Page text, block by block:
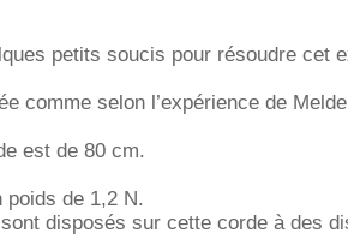
petits soucis pour résoudre cet
comme selon l’expérience de
est de 80 cm.
poids de 1,2 N.
disposés sur cette corde à des